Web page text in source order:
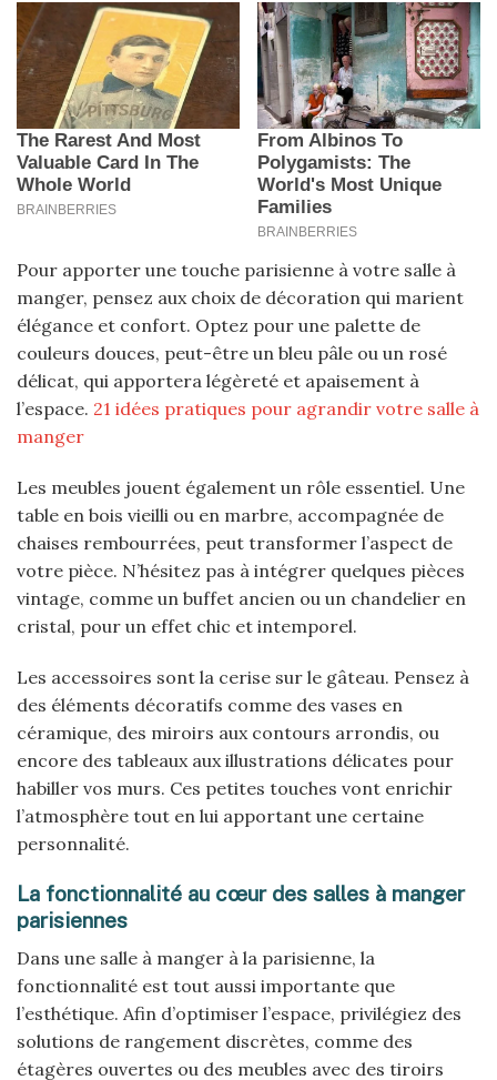
Pour apporter une touche parisienne à votre salle à
manger, pensez aux choix de décoration qui marient
élégance et confort. Optez pour une palette de
couleurs douces, peut-être un bleu pâle ou un rosé
délicat, qui apportera légèreté et apaisement à
l’espace. 21 idées pratiques pour agrandir votre salle à
manger
Les meubles jouent également un rôle essentiel. Une
table en bois vieilli ou en marbre, accompagnée de
chaises rembourrées, peut transformer l’aspect de
votre pièce. N’hésitez pas à intégrer quelques pièces
vintage, comme un buffet ancien ou un chandelier en
cristal, pour un effet chic et intemporel.
Les accessoires sont la cerise sur le gâteau. Pensez à
des éléments décoratifs comme des vases en
céramique, des miroirs aux contours arrondis, ou
encore des tableaux aux illustrations délicates pour
habiller vos murs. Ces petites touches vont enrichir
l’atmosphère tout en lui apportant une certaine
personnalité.
La fonctionnalité au cœur des salles à manger
parisiennes
Dans une salle à manger à la parisienne, la
fonctionnalité est tout aussi importante que
l’esthétique. Afin d’optimiser l’espace, privilégiez des
solutions de rangement discrètes, comme des
étagères ouvertes ou des meubles avec des tiroirs